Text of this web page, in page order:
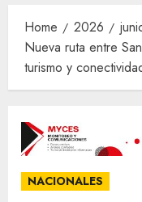
Home 2026
Nueva ruta entre
turismo y
NACIONALES